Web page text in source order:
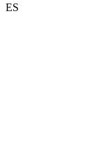
ES